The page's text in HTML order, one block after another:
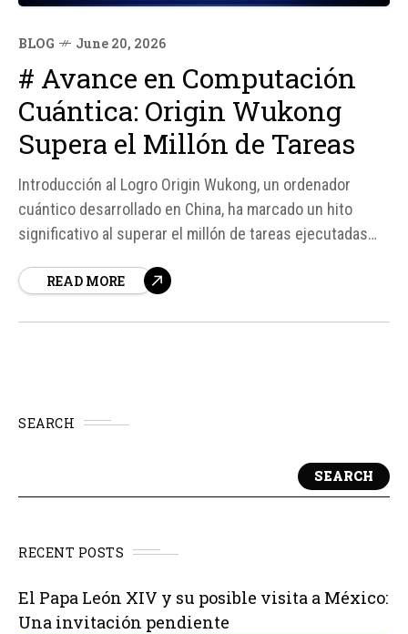
BLOG June 20, 2026
# Avance en Computación
Cuántica: Origin Wukong
Supera el Millón de Tareas
Introducción al Logro Origin Wukong, un ordenador
cuántico desarrollado en China, ha marcado un hito
significativo al superar el millón de tareas ejecutadas
Este logro no solo destaca el uso continuado de la
READ MORE
SEARCH
SEARCH
RECENT POSTS
El Papa León XIV y su posible visita a México:
Una invitación pendiente